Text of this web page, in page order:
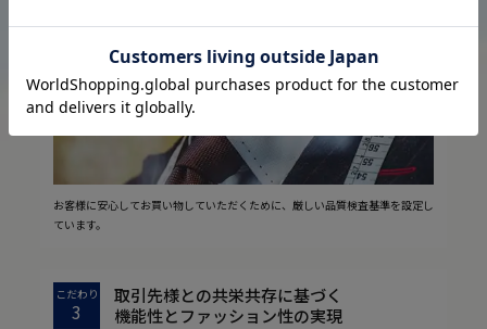
お客様に安心してお買い物していただくために、厳しい品質検査基準を設定し
ています。
こだわり
3
取引先様との共栄共存に基づく
機能性とファッション性の実現